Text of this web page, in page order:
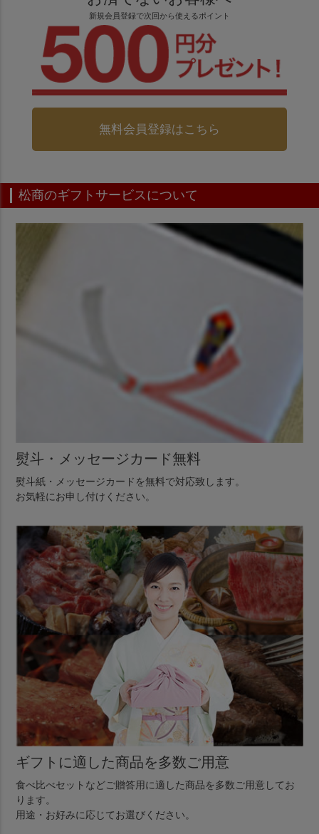
新規会員登録で次回から使えるポイント
無料会員登録はこちら
松商のギフトサービスについて
熨斗・メッセージカード無料
熨斗紙・メッセージカードを無料で対応致します。
お気軽にお申し付けください。
ギフトに適した商品を多数ご用意
食べ比べセットなどご贈答用に適した商品を多数ご用意してお
ります。
用途・お好みに応じてお選びください。